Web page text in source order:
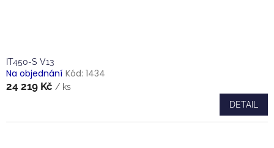
IT450-S V13
Na objednání Kód: 1434
24 219 Kč / ks
DETAIL